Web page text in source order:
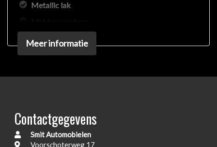
Metallic lak
Mistlampen
Radio/cd
Exterieur
Metaalkleur
Meer informatie
Contactgegevens
Smit Automobielen
Voorschoterweg 17